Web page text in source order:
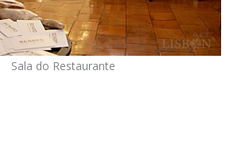
Sala do Restaurante